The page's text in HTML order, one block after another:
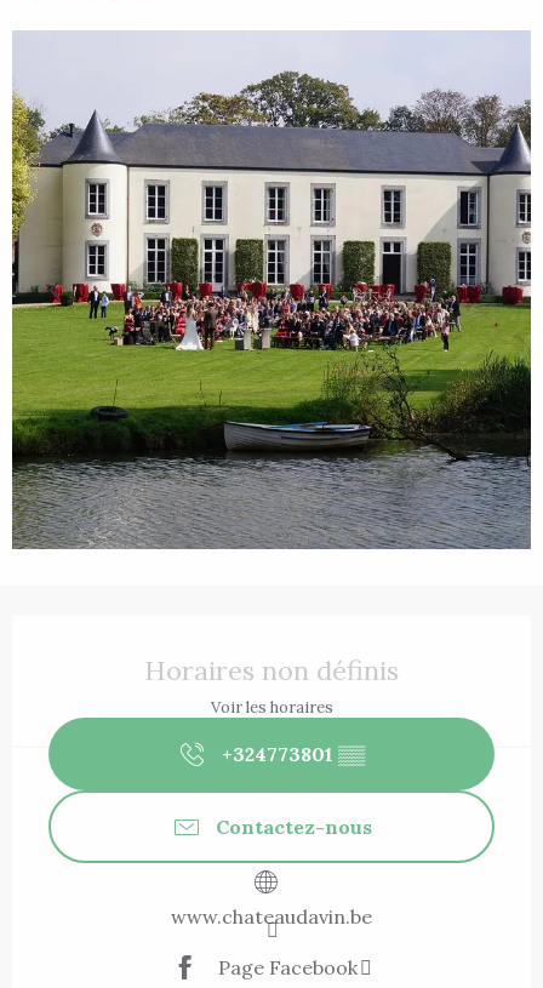
Horaires non définis
Voir les horaires
+324773801 ▒▒
Contactez-nous
www.chateaudavin.be
Page Facebook